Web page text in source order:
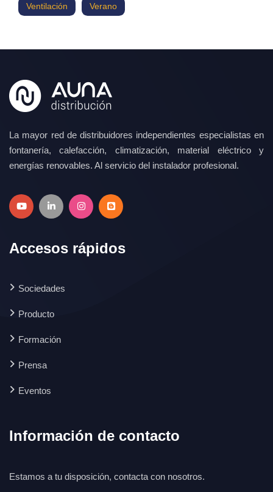
Ventilación Verano
La mayor red de distribuidores independientes especialistas en
fontanería, calefacción, climatización, material eléctrico y
energías renovables. Al servicio del instalador profesional.
Accesos rápidos
Sociedades
Producto
Formación
Prensa
Eventos
Información de contacto
Estamos a tu disposición, contacta con nosotros.